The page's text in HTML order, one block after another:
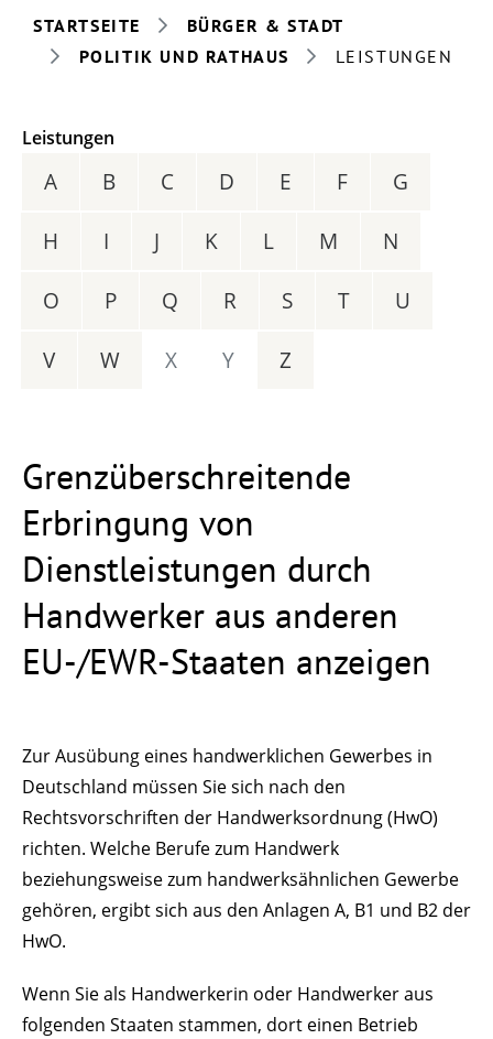
STARTSEITE
BÜRGER & STADT
POLITIK UND RATHAUS
LEISTUNGEN
Leistungen
A B C D E F G
H I J K L M N
O P Q R S T U
V W X Y Z
Grenzüberschreitende
Erbringung von
Dienstleistungen durch
Handwerker aus anderen
EU-/EWR-Staaten anzeigen
Zur Ausübung eines handwerklichen Gewerbes in
Deutschland müssen Sie sich nach den
Rechtsvorschriften der Handwerksordnung (HwO)
richten. Welche Berufe zum Handwerk
beziehungsweise zum handwerksähnlichen Gewerbe
gehören, ergibt sich aus den Anlagen A, B1 und B2 der
HwO.
Wenn Sie als Handwerkerin oder Handwerker aus
folgenden Staaten stammen, dort einen Betrieb